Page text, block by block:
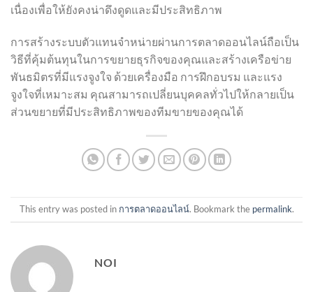
เนื่องเพื่อให้ยังคงน่าดึงดูดและมีประสิทธิภาพ
การสร้างระบบตัวแทนจำหน่ายผ่านการตลาดออนไลน์ถือเป็น
วิธีที่คุ้มต้นทุนในการขยายธุรกิจของคุณและสร้างเครือข่าย
พันธมิตรที่มีแรงจูงใจ ด้วยเครื่องมือ การฝึกอบรม และแรง
จูงใจที่เหมาะสม คุณสามารถเปลี่ยนบุคคลทั่วไปให้กลายเป็น
ส่วนขยายที่มีประสิทธิภาพของทีมขายของคุณได้
This entry was posted in การตลาดออนไลน์. Bookmark the permalink.
NOI